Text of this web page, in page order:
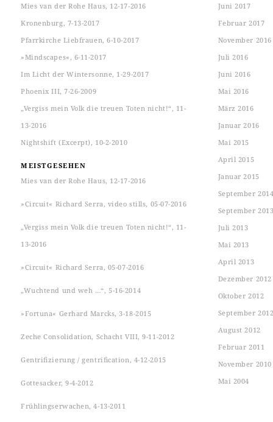
Mies van der Rohe Haus, 12-17-2016
Kronenburg, 7-13-2017
Pfarrkirche Liebfrauen, 6-10-2017
»Mindscapes«, 6-11-2017
Im Licht der Wintersonne, 1-29-2017
Phoenix III, 7-26-2009
„Vergiss mein Volk die treuen Toten nicht!“, 11-
13-2016
Nightshift (Excerpt), 10-2-2010
MEISTGESEHEN
Mies van der Rohe Haus, 12-17-2016
»Circuit« Richard Serra, video stills, 05-07-2016
„Vergiss mein Volk die treuen Toten nicht!“, 11-
13-2016
»Circuit« Richard Serra, 05-07-2016
„Wuchtend und weh …“, 5-16-2014
»Fortuna« Gerhard Marcks, 3-18-2015
Zeche Consolidation, Schacht VIII, 9-11-2012
Gentrifizierung / gentrification, 4-12-2015
Gottesacker, 9-4-2012
Frühlingserwachen, 4-13-2011
Juni 2017
Februar 2017
November 2016
Juli 2016
Juni 2016
Mai 2016
März 2016
Januar 2016
Mai 2015
April 2015
Januar 2015
September
September
Juli 2013
Mai 2013
April 2013
Dezember 2012
Oktober 2012
September
August 2012
Februar 2011
November 2010
Mai 2004